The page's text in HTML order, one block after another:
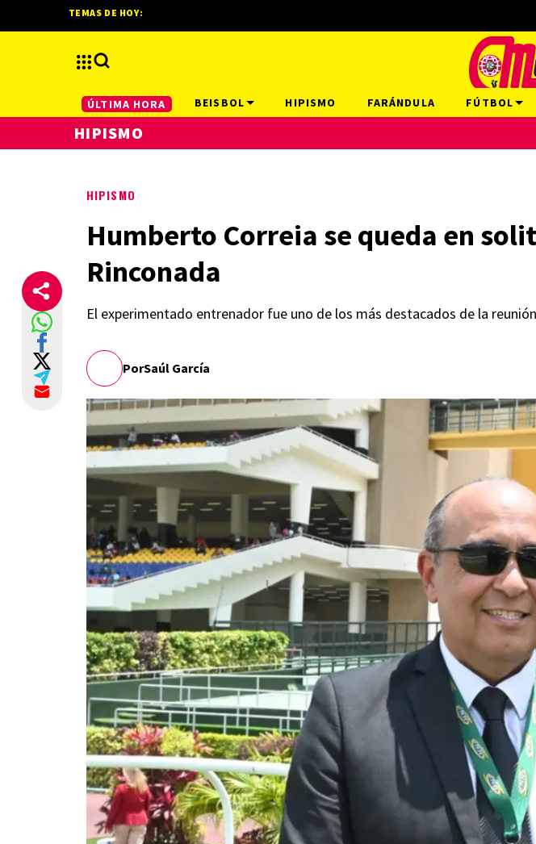
HIPISMO
Humberto Correia se queda en
Rinconada
El experimentado entrenador fue uno de los más destacados de la
PorSaúl García
TEMAS DE HOY:
ÚLTIMA HORA BEISBOL HIPISMO
HIPISMO
FARÁNDULA FÚTBOL